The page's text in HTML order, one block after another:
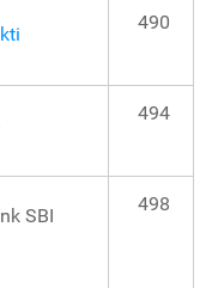
490
494
SBI
498